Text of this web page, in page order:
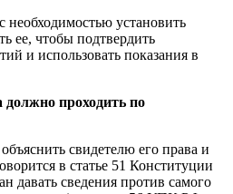
необходимостью установить
ее, чтобы подтвердить
и использовать показания в
должно проходить по
свидетелю его права и
в статье 51 Конституции
давать сведения против самого